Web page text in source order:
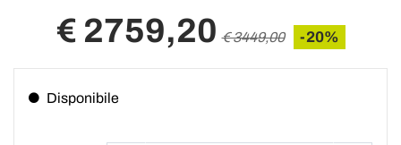
€ 2759,20 € 3449,00 -20%
Disponibile